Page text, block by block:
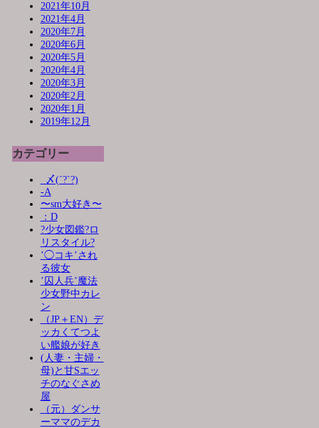
2021年10月
2021年4月
2020年7月
2020年6月
2020年5月
2020年4月
2020年3月
2020年2月
2020年1月
2019年12月
カテゴリー
_〆(´?`?)
-A
〜sm大好き〜
：D
?少女図鑑?ロ
リスタイル?
’◯コキ’され
る彼女
’囚人兵’魔法
少女野中カレ
ン
（JP＋EN）デ
ッカくてつよ
い艦娘が好き
(人妻・主婦・
母)と甘Sエッ
チのなぐさめ
屋
（元）ダンサ
ーママのデカ